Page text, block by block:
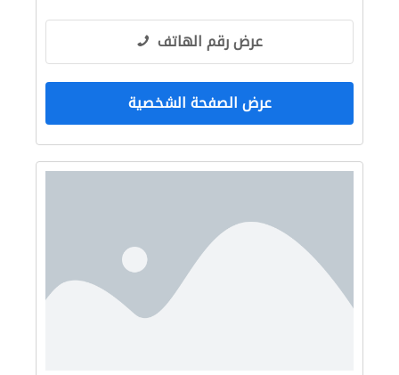
عرض رقم الهاتف
عرض الصفحة الشخصية